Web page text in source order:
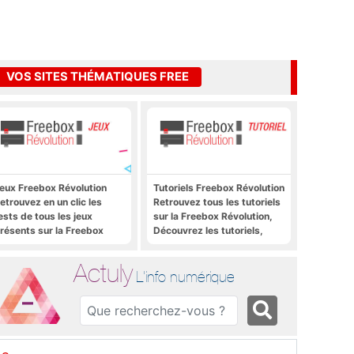
VOS SITES THÉMATIQUES FREE
Freebox Révolution
en un clic les
de tous les jeux
sur la Freebox
Tutoriels Freebox Révolution
Retrouvez tous les tutoriels
sur la Freebox Révolution,
Découvrez les tutoriels,
Freebox Server, Freebox
Actuly L'info numérique